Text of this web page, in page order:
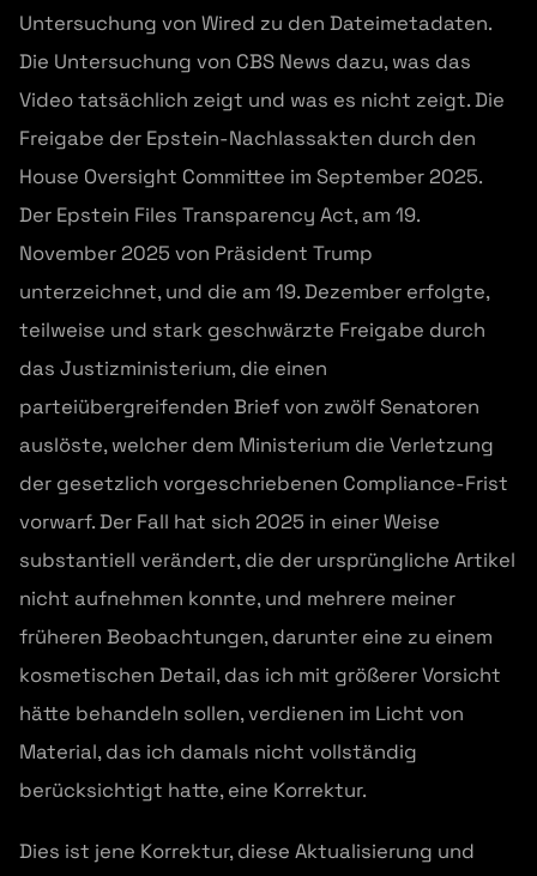
Untersuchung von Wired zu den Dateimetadaten.
Die Untersuchung von CBS News dazu, was das
Video tatsächlich zeigt und was es nicht zeigt. Die
Freigabe der Epstein-Nachlassakten durch den
House Oversight Committee im September 2025.
Der Epstein Files Transparency Act, am 19.
November 2025 von Präsident Trump
unterzeichnet, und die am 19. Dezember erfolgte,
teilweise und stark geschwärzte Freigabe durch
das Justizministerium, die einen
parteiübergreifenden Brief von zwölf Senatoren
auslöste, welcher dem Ministerium die Verletzung
der gesetzlich vorgeschriebenen Compliance-Frist
vorwarf. Der Fall hat sich 2025 in einer Weise
substantiell verändert, die der ursprüngliche Artikel
nicht aufnehmen konnte, und mehrere meiner
früheren Beobachtungen, darunter eine zu einem
kosmetischen Detail, das ich mit größerer Vorsicht
hätte behandeln sollen, verdienen im Licht von
Material, das ich damals nicht vollständig
berücksichtigt hatte, eine Korrektur.
Dies ist jene Korrektur, diese Aktualisierung und